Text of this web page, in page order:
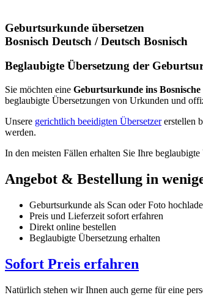
Geburtsurkunde übersetzen
Bosnisch Deutsch / Deutsch Bosnisch
Beglaubigte Übersetzung der
Sie möchten eine Geburtsurkunde ins Bosnische
beglaubigte Übersetzungen von Urkunden und
Unsere gerichtlich beeidigten Übersetzererstellen
werden.
In den meisten Fällen erhalten Sie Ihre
Angebot & Bestellung in
Geburtsurkunde als Scan oder Foto
Preis und Lieferzeit sofort erfahren
Direkt online bestellen
Beglaubigte Übersetzung erhalten
Sofort Preis erfahren
Natürlich stehen wir Ihnen auch gerne für eine